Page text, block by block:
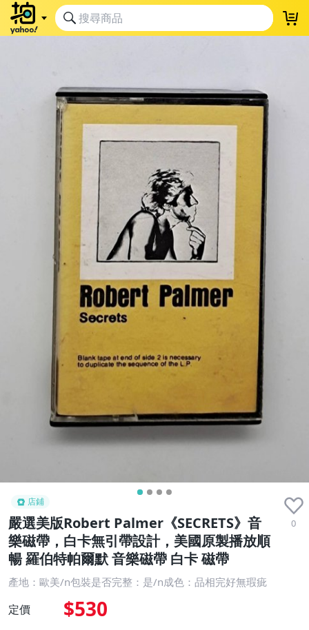
店鋪
嚴選美版Robert Palmer《SECRETS》音
樂磁帶，白卡無引帶設計，美國原製播放順
暢 羅伯特帕爾默 音樂磁帶 白卡 磁帶
0
產地：歐美/n包裝是否完整：是/n成色：品相完好無瑕疵
定價 $530